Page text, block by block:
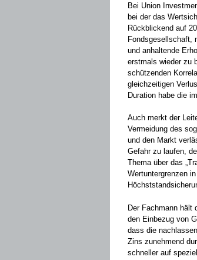
Bei Union
bei der das
Rückblickend auf
Fondsgesellschaft,
und anhaltende
erstmals wieder zu
schützenden
gleichzeitigen
Duration habe die
Auch merkt der
Vermeidung des
und den Markt
Gefahr zu laufen,
Thema über das
Wertuntergrenzen
Der Fachmann hält
den Einbezug von
dass die
Zins zunehmend
schneller auf